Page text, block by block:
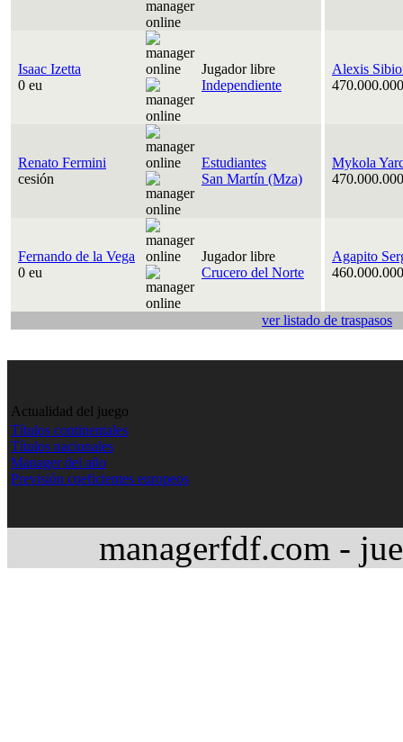
Isaac Izetta
0 eu
Jugador libre
Independiente
Alexis
Renato Fermini
cesión
Estudiantes
San Martín (Mza)
Mykola
Fernando de la Vega
0 eu
Jugador libre
Crucero del Norte
Agapito
ver listado de traspasos
Actualidad del juego
Títulos continentales
Títulos nacionales
Manager del año
Previsión coeficientes europeos
managerfdf.com -